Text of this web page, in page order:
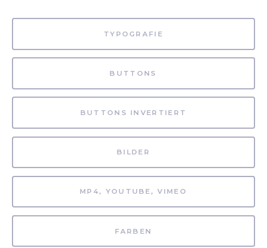
TYPOGRAFIE
BUTTONS
BUTTONS INVERTIERT
BILDER
MP4, YOUTUBE, VIMEO
FARBEN